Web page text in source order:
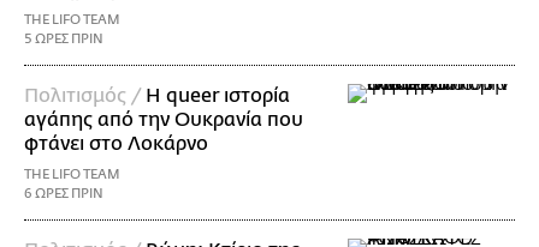
THE LIFO TEAM
5 ΩΡΕΣ ΠΡΙΝ
Πολιτισμός / Η queer ιστορία
αγάπης από την Ουκρανία που
φτάνει στο Λοκάρνο
THE LIFO TEAM
6 ΩΡΕΣ ΠΡΙΝ